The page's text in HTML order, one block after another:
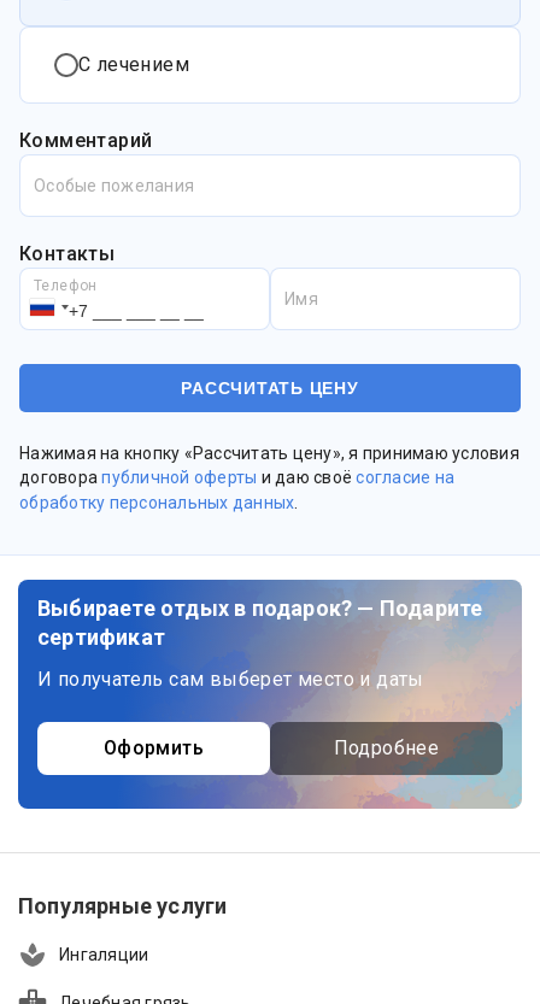
С лечением
Комментарий
Особые пожелания
Контакты
Телефон
Имя
Нажимая на кнопку «Рассчитать цену», я принимаю условия
договорапубличной оферты и даю своёсогласие на
обработку персональных данных
Выбираете отдых в подарок? — Подарите
сертификат
И получатель сам выберет место и даты
Оформить Подробнее
Популярные услуги
Ингаляции